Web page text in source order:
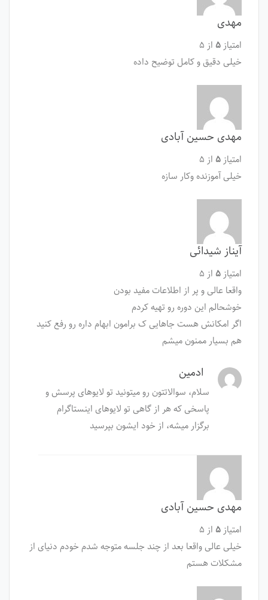
مهدی
امتیاز۵ از ۵
خیلی دقیق و کامل توضیح داده
مهدی حسین آبادی
امتیاز۵ از ۵
خیلی آموزنده وکار سازه
آیناز شیدائی
امتیاز۵ از ۵
واقعا عالی و پر از اطلاعات مفید بودن
خوشحالم این دوره رو تهیه کردم
اگر امکانش هست جاهایی ک برامون ابهام داره رو رفع کنید
هم بسیار ممنون میشم
ادمین
سلام، سوالاتتون رو میتونید تو لایوهای پرسش‌ و
پاسخی که هر از گاهی تو لایوهای اینستاگرام
برگزار میشه، از خود ایشون بپرسید
مهدی حسین آبادی
امتیاز۵ از ۵
خیلی عالی واقعا بعد از چند جلسه متوجه شدم خودم دنیای از
مشکلات هستم